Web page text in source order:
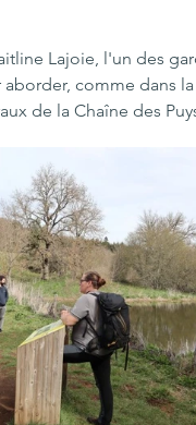
Lajoie, l'un des
aborder, comme dans
de la Chaîne des